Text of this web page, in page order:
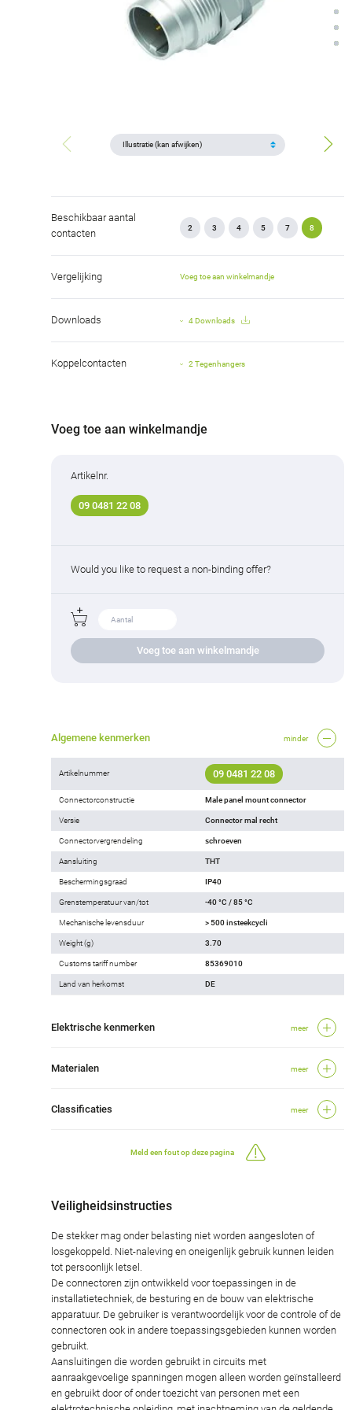
Beschikbaar aantal
contacten
2 3 4 5 7 8
Vergelijking Voeg toe aan winkelmandje
Downloads 4 Downloads
Koppelcontacten 2 Tegenhangers
Voeg toe aan winkelmandje
Artikelnr.
09 0481 22 08
Would you like to request a non-binding offer?
Voeg toe aan winkelmandje
Algemene kenmerken minder
Artikelnummer 09 0481 22 08
Connectorconstructie Male panel mount connector
Versie Connector mal recht
Connectorvergrendeling schroeven
Aansluiting THT
Beschermingsgraad IP40
Grenstemperatuur van/tot -40 °C / 85 °C
Mechanische levensduur > 500 insteekcycli
Weight (g) 3.70
Customs tariff number 85369010
Land van herkomst DE
Elektrische kenmerken meer
Materialen meer
Classificaties meer
Meld een fout op deze pagina
Veiligheidsinstructies
De stekker mag onder belasting niet worden aangesloten of
losgekoppeld. Niet-naleving en oneigenlijk gebruik kunnen leiden
tot persoonlijk letsel.
De connectoren zijn ontwikkeld voor toepassingen in de
installatietechniek, de besturing en de bouw van elektrische
apparatuur. De gebruiker is verantwoordelijk voor de controle of de
connectoren ook in andere toepassingsgebieden kunnen worden
gebruikt.
Aansluitingen die worden gebruikt in circuits met
aanraakgevoelige spanningen mogen alleen worden geïnstalleerd
en gebruikt door of onder toezicht van personen met een